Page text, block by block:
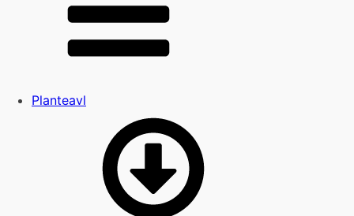
Planteavl